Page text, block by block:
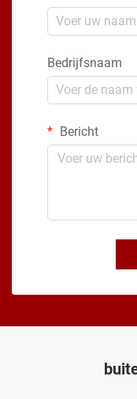
Bedrijfsnaam
Bericht